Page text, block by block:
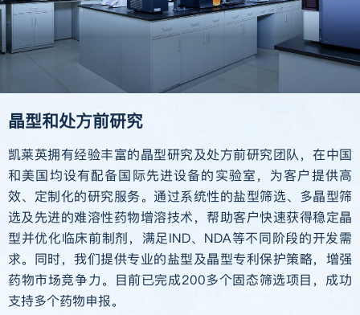
晶型和处方前研究
凯莱英拥有经验丰富的晶型研究及处方前研究团队，在中国
和美国均设有配备国际先进设备的实验室，为客户提供高
效、定制化的研究服务。通过系统性的盐型筛选、多晶型筛
选及先进的难溶性药物增溶技术，帮助客户快速获得稳定晶
型并优化临床前制剂，满足IND、NDA等不同阶段的开发需
求。同时，我们提供专业的盐型及晶型专利保护策略，增强
药物市场竞争力。目前已完成200多个固态筛选项目，成功
支持多个药物申报。